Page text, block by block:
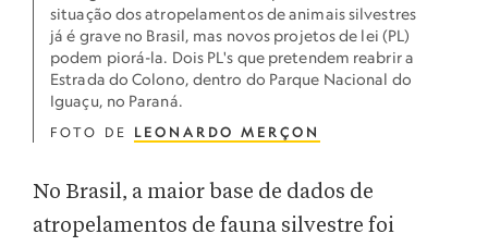
situação dos atropelamentos de animais silvestres
já é grave no Brasil, mas novos projetos de lei (PL)
podem piorá-la. Dois PL's que pretendem reabrir a
Estrada do Colono, dentro do Parque Nacional do
Iguaçu, no Paraná.
FOTO DE LEONARDO MERÇON
No Brasil, a maior base de dados de
atropelamentos de fauna silvestre foi